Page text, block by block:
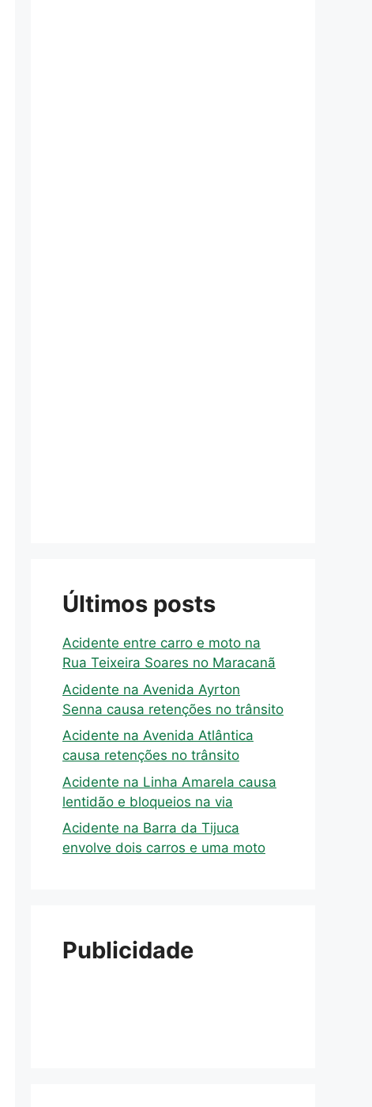
Últimos posts
Acidente entre carro e moto na
Rua Teixeira Soares no Maracanã
Acidente na Avenida Ayrton
Senna causa retenções no trânsito
Acidente na Avenida Atlântica
causa retenções no trânsito
Acidente na Linha Amarela causa
lentidão e bloqueios na via
Acidente na Barra da Tijuca
envolve dois carros e uma moto
Publicidade